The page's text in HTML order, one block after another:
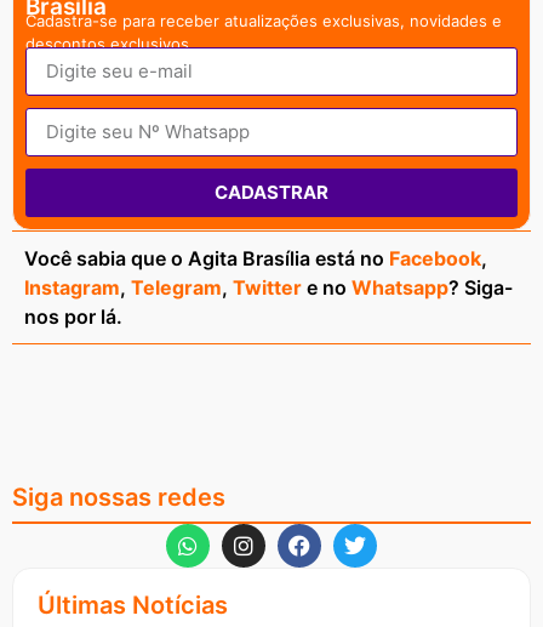
Brasília
Cadastra-se para receber atualizações exclusivas, novidades e
descontos exclusivos.
CADASTRAR
Você sabia que o Agita Brasília está no Facebook,
Instagram, Telegram, Twitter e no Whatsapp? Siga-
nos por lá.
Siga nossas redes
Últimas Notícias